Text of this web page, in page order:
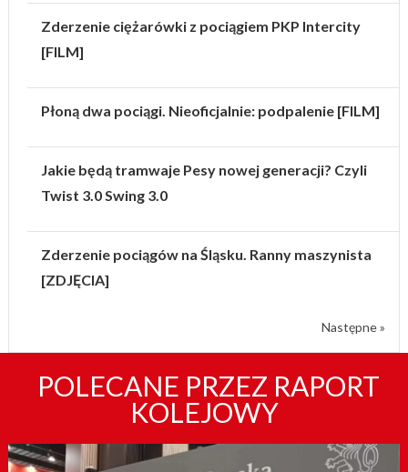
Zderzenie ciężarówki z pociągiem PKP Intercity
[FILM]
Płoną dwa pociągi. Nieoficjalnie: podpalenie [FILM]
Jakie będą tramwaje Pesy nowej generacji? Czyli
Twist 3.0 Swing 3.0
Zderzenie pociągów na Śląsku. Ranny maszynista
[ZDJĘCIA]
Następne »
POLECANE PRZEZ RAPORT
KOLEJOWY